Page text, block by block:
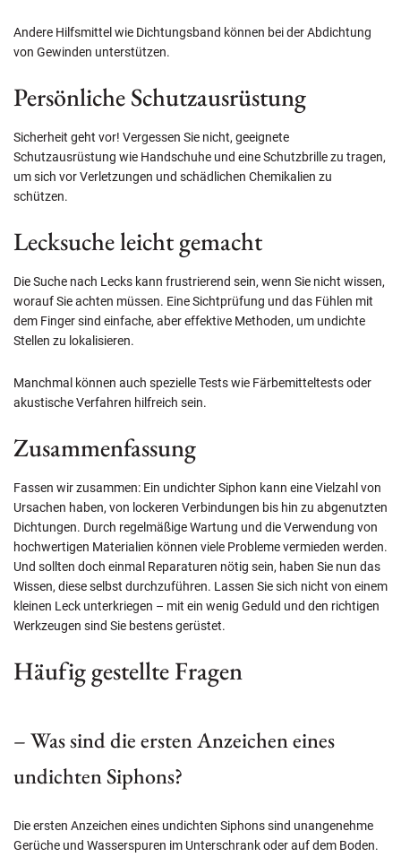
Andere Hilfsmittel wie Dichtungsband können bei der Abdichtung
von Gewinden unterstützen.
Persönliche Schutzausrüstung
Sicherheit geht vor! Vergessen Sie nicht, geeignete
Schutzausrüstung wie Handschuhe und eine Schutzbrille zu tragen,
um sich vor Verletzungen und schädlichen Chemikalien zu
schützen.
Lecksuche leicht gemacht
Die Suche nach Lecks kann frustrierend sein, wenn Sie nicht wissen,
worauf Sie achten müssen. Eine Sichtprüfung und das Fühlen mit
dem Finger sind einfache, aber effektive Methoden, um undichte
Stellen zu lokalisieren.
Manchmal können auch spezielle Tests wie Färbemitteltests oder
akustische Verfahren hilfreich sein.
Zusammenfassung
Fassen wir zusammen: Ein undichter Siphon kann eine Vielzahl von
Ursachen haben, von lockeren Verbindungen bis hin zu abgenutzten
Dichtungen. Durch regelmäßige Wartung und die Verwendung von
hochwertigen Materialien können viele Probleme vermieden werden.
Und sollten doch einmal Reparaturen nötig sein, haben Sie nun das
Wissen, diese selbst durchzuführen. Lassen Sie sich nicht von einem
kleinen Leck unterkriegen – mit ein wenig Geduld und den richtigen
Werkzeugen sind Sie bestens gerüstet.
Häufig gestellte Fragen
– Was sind die ersten Anzeichen eines
undichten Siphons?
Die ersten Anzeichen eines undichten Siphons sind unangenehme
Gerüche und Wasserspuren im Unterschrank oder auf dem Boden.